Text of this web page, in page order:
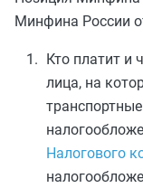
Минфина России
Кто платит и
лица, на
Налогового